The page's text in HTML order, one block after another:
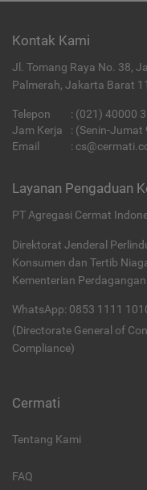
Kontak Kami
Jl. Tomang Raya No. 38,
Palmerah, Jakarta Barat
Telepon : (021) 40000
Jam Kerja
: (Senin-Jumat
Email
:
Layanan Pengaduan
PT Agregasi Cermat
Direktorat Jenderal
Konsumen dan Tertib
Kementerian Perdagangan
WhatsApp: 0853 1111
(Directorate General of
Compliance)
Cermati
Tentang Kami
FAQ